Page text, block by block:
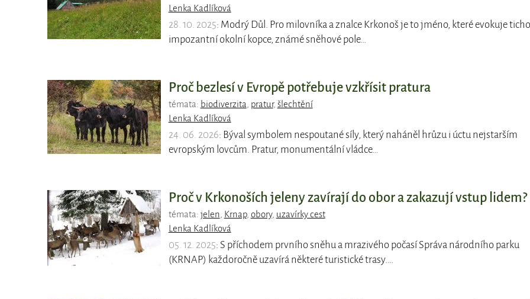
Lenka Kadlíková
28. 10. 2025: Modrý Důl. Pro milovníka a znalce Krkonoš je to jméno, které evokuje
impozantní okolní kopce, známé sněhové pole…
Proč bezlesí v Evropě potřebuje vzkřísit pratura
témata: biodiverzita pratur, šlechtění
Lenka Kadlíková
24. 06. 2026: Býval symbolem nespoutané síly, který naháněl hrůzu i úctu nejstarším
evropským lovcům. Pratur, monumentální vládce…
Proč v Krkonoších jeleny zavírají do obor a zakazují vstup lidem?
témata: jelen Krnap, obory, uzavírky cest
Lenka Kadlíková
05. 12. 2025: S příchodem prvního sněhu a mrazivého počasí Správa národního parku
(KRNAP) každoročně uzavírá některé turistické trasy.…